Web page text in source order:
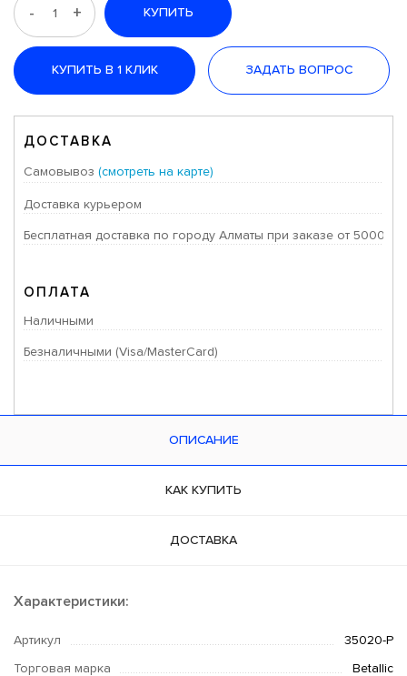
- + КУПИТЬ
КУПИТЬ В 1 КЛИК ЗАДАТЬ ВОПРОС
ДОСТАВКА
Самовывоз (смотреть на карте)
Доставка курьером
Бесплатная доставка по городу Алматы при заказе от 50000
ОПЛАТА
Наличными
Безналичными (Visa/MasterCard)
ОПИСАНИЕ
КАК КУПИТЬ
ДОСТАВКА
Характеристики:
Артикул 35020-P
Торговая марка Betallic